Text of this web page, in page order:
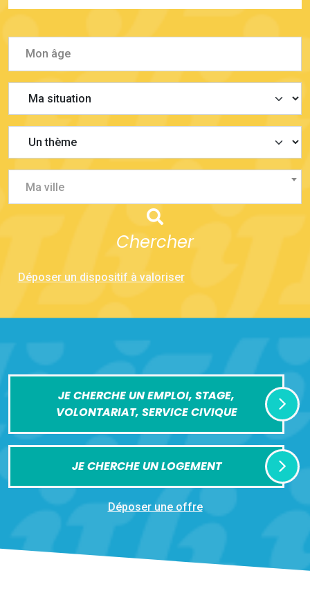
Ma ville
Chercher
Déposer un dispositif à valoriser
JE CHERCHE UN EMPLOI, STAGE,
VOLONTARIAT, SERVICE CIVIQUE
JE CHERCHE UN LOGEMENT
Déposer une offre